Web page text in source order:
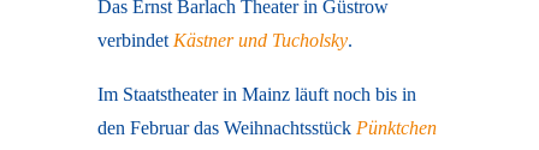
Das Ernst Barlach Theater in Güstrow
verbindet Kästner und Tucholsky.
Im Staatstheater in Mainz läuft noch bis in
den Februar das Weihnachtsstück Pünktchen